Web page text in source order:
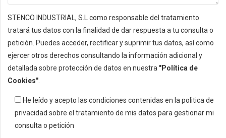
STENCO INDUSTRIAL, S.L como responsable del tratamiento
tratará tus datos con la finalidad de dar respuesta a tu consulta o
petición. Puedes acceder, rectificar y suprimir tus datos, así como
ejercer otros derechos consultando la información adicional y
detallada sobre protección de datos en nuestra "Política de
Cookies"
He leído y acepto las condiciones contenidas en la politica de
privacidad sobre el tratamiento de mis datos para gestionar mi
consulta o petición